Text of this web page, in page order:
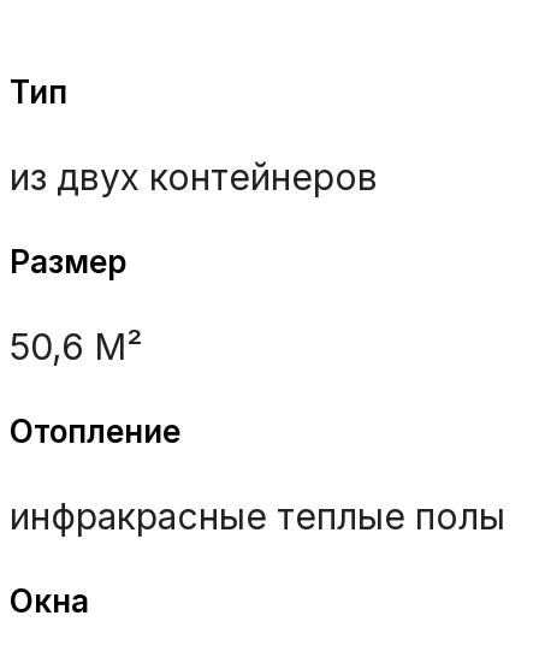
Тип
из двух контейнеров
Размер
50,6 M²
Отопление
инфракрасные теплые полы
Окна